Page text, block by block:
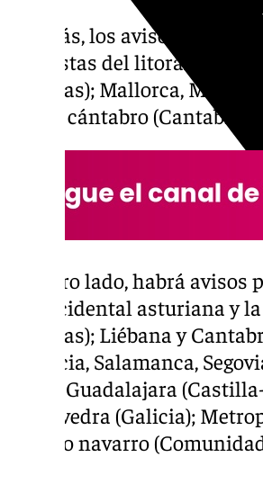
Además, los avisos por
las costas del litoral
Asturias); Mallorca,
litoral cántabro
Por otro lado, habrá
suroccidental asturiana y
Asturias); Liébana y
Palencia, Salamanca,
León), Guadalajara
Pontevedra (Galicia);
Pirineo navarro